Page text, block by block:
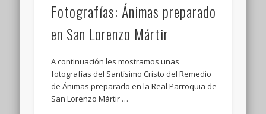
Fotografías: Ánimas preparado
en San Lorenzo Mártir
A continuación les mostramos unas
fotografías del Santísimo Cristo del Remedio
de Ánimas preparado en la Real Parroquia de
San Lorenzo Mártir …